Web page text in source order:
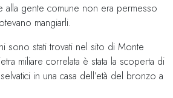
alla gente comune non era permesso
mangiarli.
sono stati trovati nel sito di Monte
miliare correlata è stata la scoperta di
in una casa dell’età del bronzo a